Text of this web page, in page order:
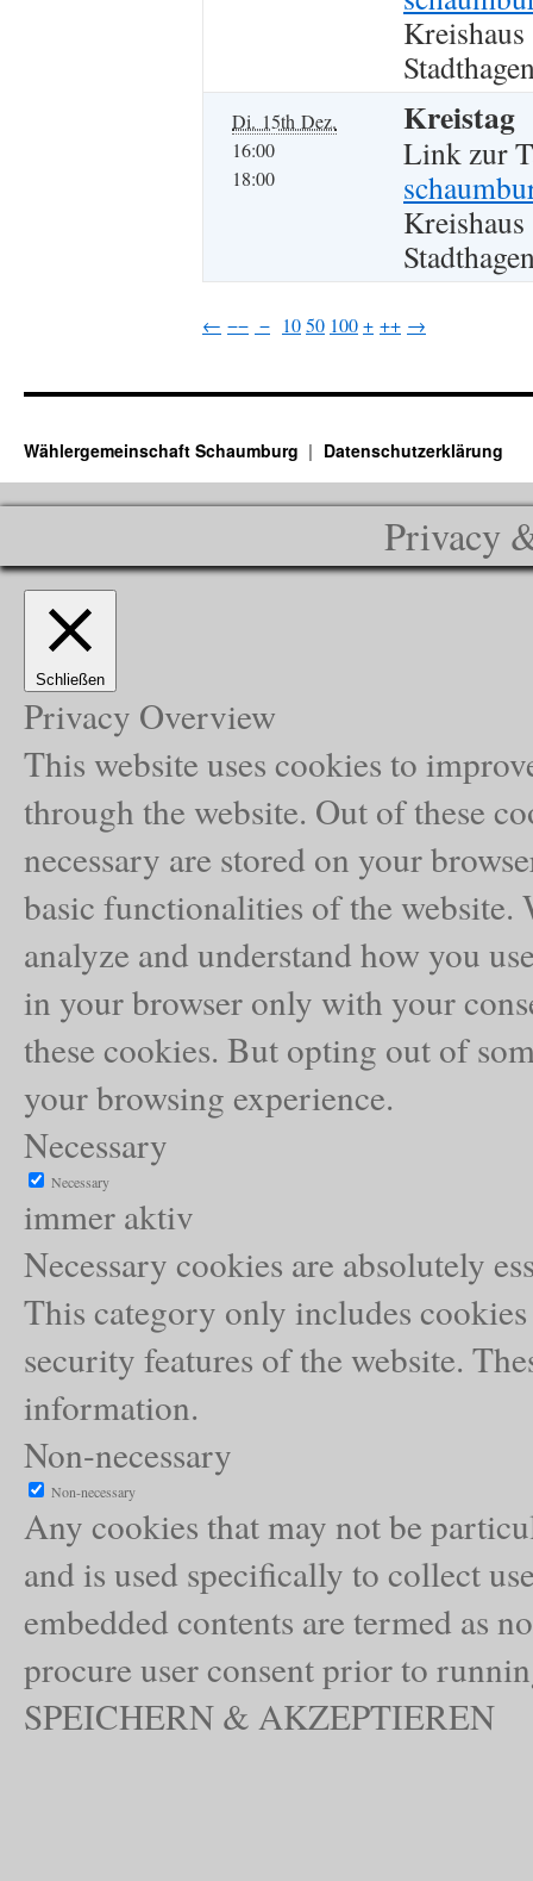
Kreishaus
Di. 15th Dez.
16:00
18:00
Kreistag
Link zur
Kreishaus
← −− − 1050 100+ ++ →
Wählergemeinschaft Schaumburg Datenschutzerklärung
Privacy
Schließen
Privacy Overview
This website uses cookies to
through the website. Out of these
necessary are stored on your
basic functionalities of the website.
analyze and understand how you
in your browser only with your
these cookies. But opting out of
your browsing experience.
Necessary
Necessary
immer aktiv
Necessary cookies are absolutely
This category only includes
security features of the website.
information.
Non-necessary
Non-necessary
Any cookies that may not be
and is used specifically to collect
embedded contents are termed as
procure user consent prior to
SPEICHERN & AKZEPTIEREN